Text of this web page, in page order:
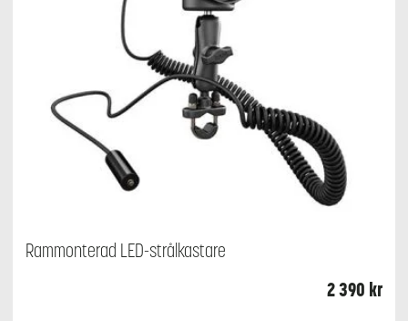
Rammonterad LED-strålkastare
2 390 kr